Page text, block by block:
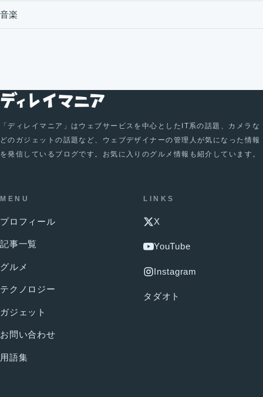
音楽
「ディレイマニア」はウェブサービスを中心としたIT系の話題、カメラな
どのガジェットの話題など、ウェブデザイナーの管理人が気になった情報
を発信しているブログです。お気に入りのグルメ情報も紹介しています。
MENU
プロフィール
記事一覧
グルメ
テクノロジー
ガジェット
お問い合わせ
用語集
LINKS
X
YouTube
Instagram
タダオト